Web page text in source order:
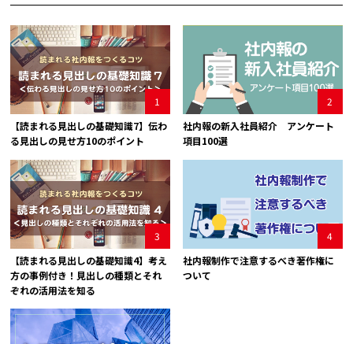
1
【読まれる見出しの基礎知識7】伝わ
る見出しの見せ方10のポイント
2
社内報の新入社員紹介 アンケート
項目100選
3
【読まれる見出しの基礎知識4】考え
方の事例付き！見出しの種類とそれ
ぞれの活用法を知る
4
社内報制作で注意するべき著作権に
ついて